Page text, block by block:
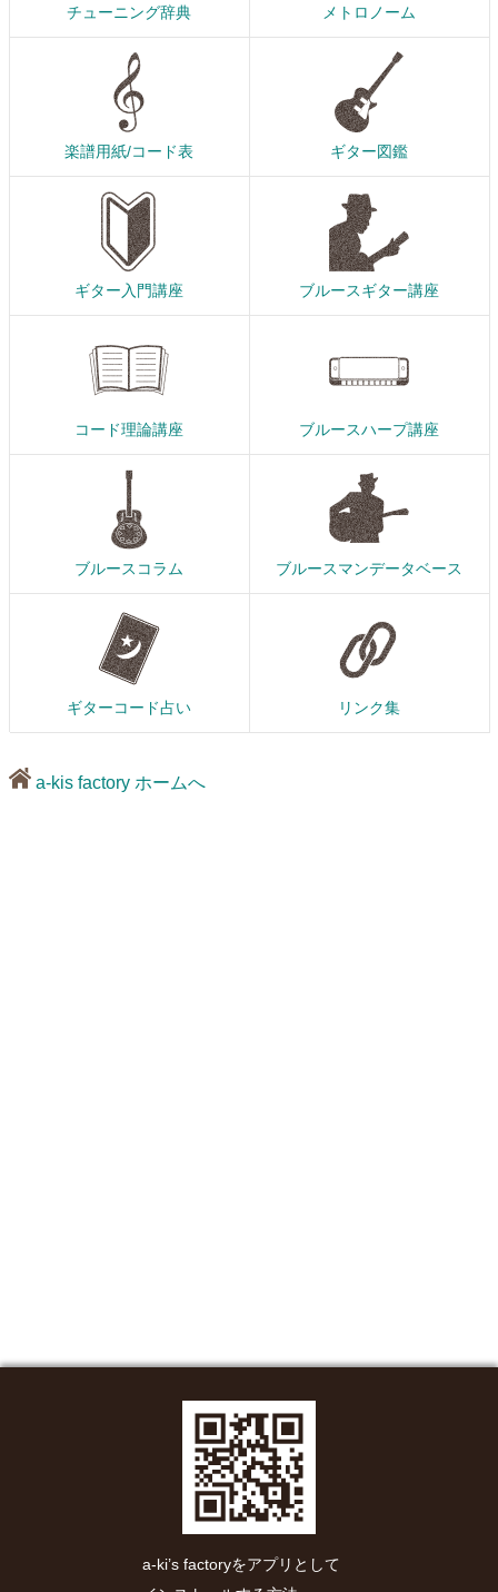
チューニング辞典 メトロノーム
楽譜用紙/コード表 ギター図鑑
ギター入門講座 ブルースギター講座
コード理論講座 ブルースハープ講座
ブルースコラム ブルースマンデータベース
ギターコード占い リンク集
a-kis factory ホームへ
a-ki’s factoryをアプリとして